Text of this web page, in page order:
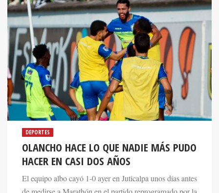
DEPORTES
OLANCHO HACE LO QUE NADIE MÁS PUDO
HACER EN CASI DOS AÑOS
El equipo albo cayó 1-0 ayer en Juticalpa unos días antes